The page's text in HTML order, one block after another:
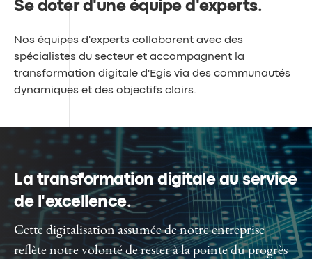
Se doter d'une équipe d'experts.
Nos équipes d'experts collaborent avec des
spécialistes du secteur et accompagnent la
transformation digitale d'Egis via des communautés
dynamiques et des objectifs clairs.
La transformation digitale au service
de l'excellence.
Cette digitalisation assumée de notre entreprise
reflète notre volonté de rester à la pointe du progrès